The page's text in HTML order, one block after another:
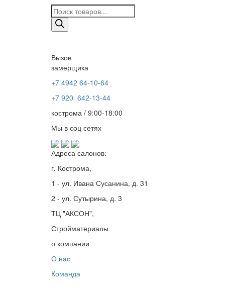
Поиск
товаров
Вызов
замерщика
+7 4942 64-10-64
+7 920 642-13-44
кострома / 9:00-18:00
Мы в соц сетях
Адреса салонов:
г. Кострома,
1 - ул. Ивана Сусанина, д. 31
2 - ул. Сутырина, д. 3
ТЦ "АКСОН",
Стройматериалы
о компании
О нас
Команда